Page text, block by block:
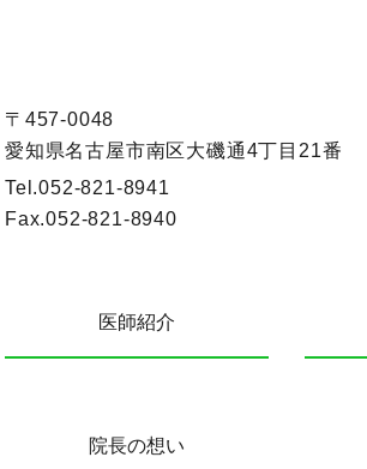
〒457-0048
愛知県名古屋市南区大磯通4丁目21番
Tel.052-821-8941
Fax.052-821-8940
医師紹介
院長の想い